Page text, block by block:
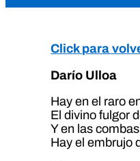
Click para
Darío Ulloa
Hay en el raro
El divino fulgor
Y en las
Hay el embrujo